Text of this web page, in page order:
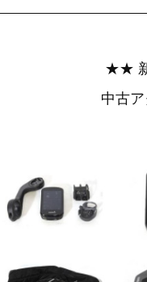
★★
中古